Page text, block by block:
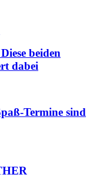
beiden
dabei
Termine sind